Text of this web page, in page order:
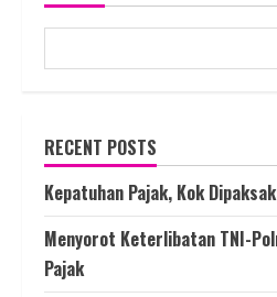
RECENT POSTS
Kepatuhan Pajak, Kok
Menyorot Keterlibatan TNI-
Pajak